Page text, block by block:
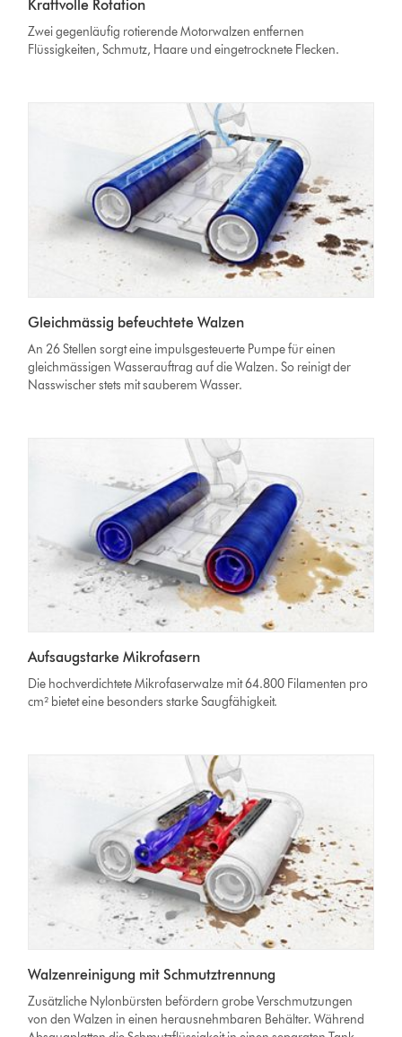
Kraftvolle Rotation
Zwei gegenläufig rotierende Motorwalzen entfernen
Flüssigkeiten, Schmutz, Haare und eingetrocknete Flecken.
Gleichmässig befeuchtete Walzen
An 26 Stellen sorgt eine impulsgesteuerte Pumpe für einen
gleichmässigen Wasserauftrag auf die Walzen. So reinigt der
Nasswischer stets mit sauberem Wasser.
Aufsaugstarke Mikrofasern
Die hochverdichtete Mikrofaserwalze mit 64.800 Filamenten pro
cm² bietet eine besonders starke Saugfähigkeit.
Walzenreinigung mit Schmutztrennung
Zusätzliche Nylonbürsten befördern grobe Verschmutzungen
von den Walzen in einen herausnehmbaren Behälter. Während